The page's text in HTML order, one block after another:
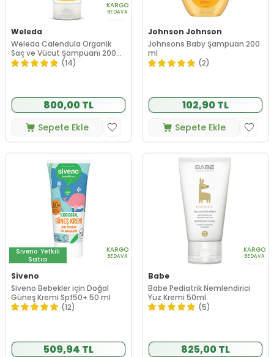
KARGO
BEDAVA
Weleda
Weleda Calendula Organik
Saç ve Vücut Şampuanı 200
ml
(14)
800,00 TL
Sepete Ekle
Johnson Johnson
Johnsons Baby Şampuan 200
ml
(2)
102,90 TL
Sepete Ekle
Siveno Yetkili
Satıcı
KARGO
BEDAVA
Siveno
Siveno Bebekler için Doğal
Güneş Kremi Spf50+ 50 ml
(12)
509,94 TL
KARGO
BEDAVA
Babe
Babe Pediatrik Nemlendirici
Yüz Kremi 50ml
(5)
825,00 TL